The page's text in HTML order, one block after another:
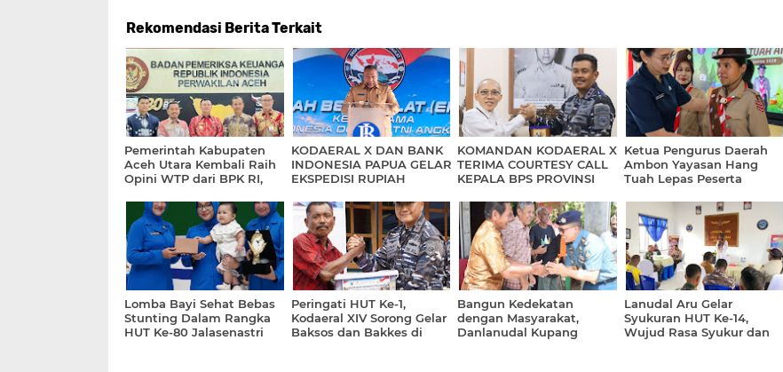
Rekomendasi Berita Terkait
Pemerintah Kabupaten
Aceh Utara Kembali Raih
Opini WTP dari BPK RI,
Kalinya
KODAERAL X DAN BANK
INDONESIA PAPUA GELAR
EKSPEDISI RUPIAH
3T PROVINSI PAPUA
KOMANDAN KODAERAL X
TERIMA COURTESY CALL
KEPALA BPS PROVINSI
Ketua Pengurus Daerah
Ambon Yayasan Hang
Tuah Lepas Peserta
Lomba Bayi Sehat Bebas
Stunting Dalam Rangka
HUT Ke-80 Jalasenastri
Peringati HUT Ke-1,
Kodaeral XIV Sorong Gelar
Baksos dan Bakkes di
Bangun Kedekatan
dengan Masyarakat,
Danlanudal Kupang
Lanudal Aru Gelar
Syukuran HUT Ke-14,
Wujud Rasa Syukur dan